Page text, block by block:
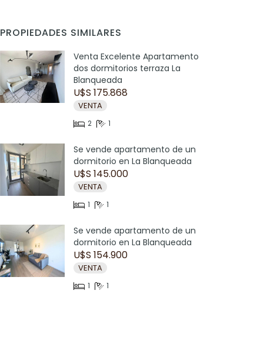
PROPIEDADES SIMILARES
Venta Excelente Apartamento
dos dormitorios terraza La
Blanqueada
U$S 175.868
VENTA
2 1
Se vende apartamento de un
dormitorio en La Blanqueada
U$S 145.000
VENTA
1 1
Se vende apartamento de un
dormitorio en La Blanqueada
U$S 154.900
VENTA
1 1